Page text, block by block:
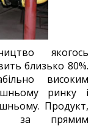
якогось
близько 80%.
високим
ринку і
Продукт,
за прямим